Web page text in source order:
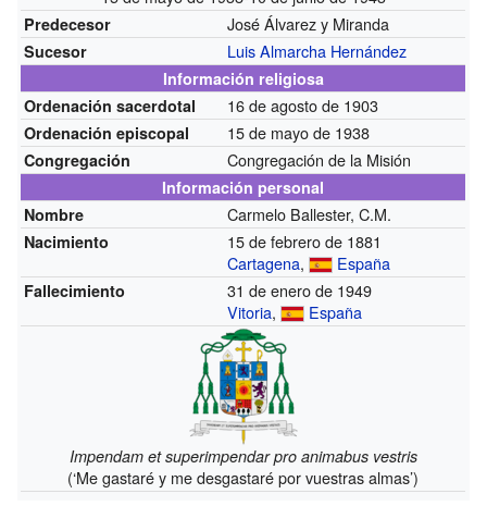
Predecesor José Álvarez y Miranda
Sucesor Luis Almarcha Hernández
Información religiosa
Ordenación sacerdotal
16 de agosto de 1903
Ordenación episcopal 15 de mayo de 1938
Congregación Congregación de la Misión
Información personal
Nombre
Carmelo Ballester, C.M.
Nacimiento
15 de febrero de 1881
Cartagena, España
Fallecimiento
31 de enero de 1949
Vitoria, España
Impendam et superimpendar pro animabus vestris
(‘Me gastaré y me desgastaré por vuestras almas’)